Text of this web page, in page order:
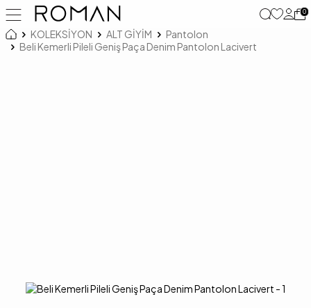
0
KOLEKSİYON ALT GİYİM
Pantolon
Beli Kemerli Pileli Geniş Paça Denim Pantolon Lacivert